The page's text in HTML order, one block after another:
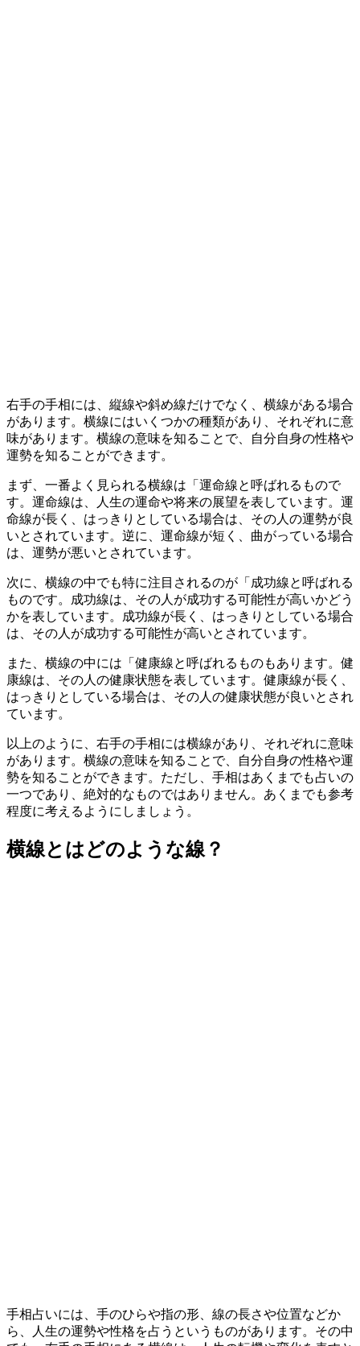
右手の手相には、縦線や斜め線だけでなく、横線がある場合
があります。横線にはいくつかの種類があり、それぞれに意
味があります。横線の意味を知ることで、自分自身の性格や
運勢を知ることができます。
まず、一番よく見られる横線は「運命線と呼ばれるもので
す。運命線は、人生の運命や将来の展望を表しています。運
命線が長く、はっきりとしている場合は、その人の運勢が良
いとされています。逆に、運命線が短く、曲がっている場合
は、運勢が悪いとされています。
次に、横線の中でも特に注目されるのが「成功線と呼ばれる
ものです。成功線は、その人が成功する可能性が高いかどう
かを表しています。成功線が長く、はっきりとしている場合
は、その人が成功する可能性が高いとされています。
また、横線の中には「健康線と呼ばれるものもあります。健
康線は、その人の健康状態を表しています。健康線が長く、
はっきりとしている場合は、その人の健康状態が良いとされ
ています。
以上のように、右手の手相には横線があり、それぞれに意味
があります。横線の意味を知ることで、自分自身の性格や運
勢を知ることができます。ただし、手相はあくまでも占いの
一つであり、絶対的なものではありません。あくまでも参考
程度に考えるようにしましょう。
横線とはどのような線？
手相占いには、手のひらや指の形、線の長さや位置などか
ら、人生の運勢や性格を占うというものがあります。その中